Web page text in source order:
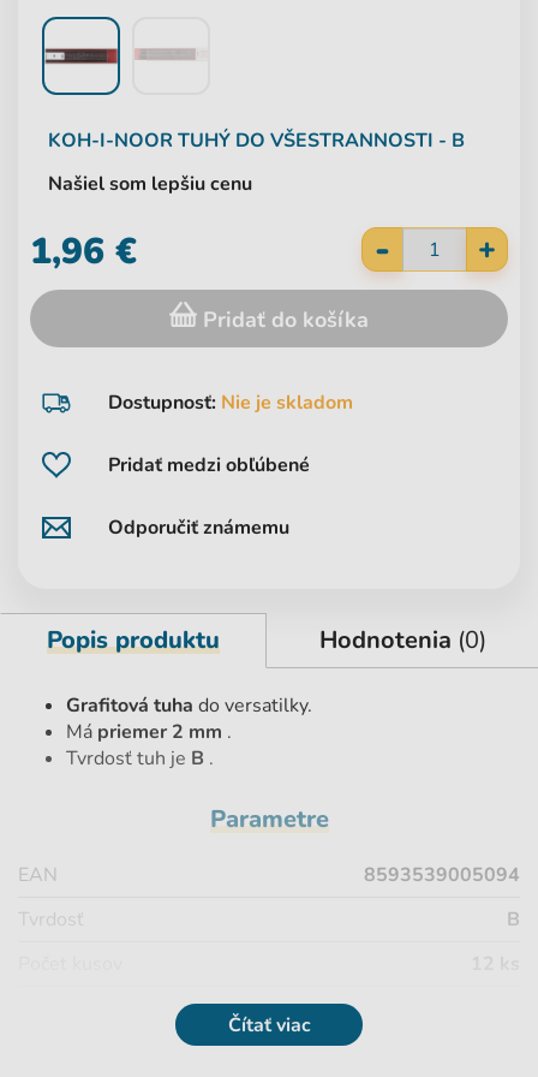
KOH-I-NOOR TUHÝ DO VŠESTRANNOSTI - B
Našiel som lepšiu cenu
Pridať medzi obľúbené
Odporučiť známemu
Dostupnosť: Nie je skladom
- +
1,96 €
Pridať do košíka
Popis produktu Hodnotenia (0)
Grafitová tuha do versatilky.
Má priemer 2 mm .
Tvrdosť tuh je B .
Parametre
EAN
8593539005094
Tvrdosť
B
Čítať viac